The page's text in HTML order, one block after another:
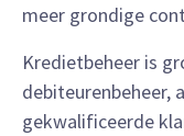
meer grondige
Kredietbeheer is
debiteurenbeheer,
gekwalificeerde